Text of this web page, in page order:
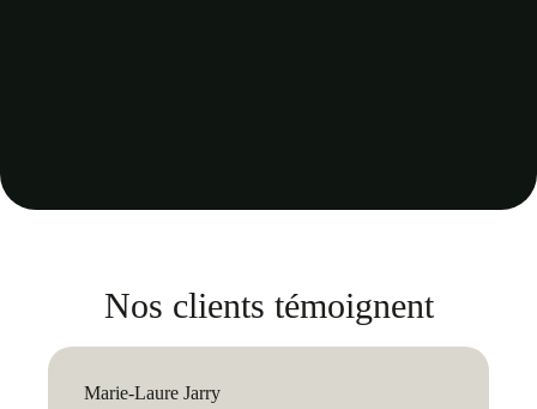
Nos clients témoignent
Marie-Laure Jarry